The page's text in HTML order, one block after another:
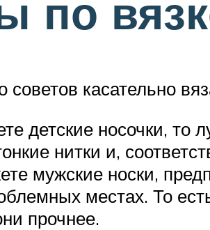
по
советов касательно
детские носочки, то
нитки и,
мужские носки,
местах. То
прочнее.